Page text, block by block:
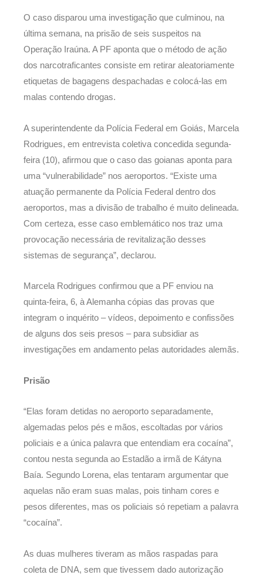
O caso disparou uma investigação que culminou, na
última semana, na prisão de seis suspeitos na
Operação Iraúna. A PF aponta que o método de ação
dos narcotraficantes consiste em retirar aleatoriamente
etiquetas de bagagens despachadas e colocá-las em
malas contendo drogas.
A superintendente da Polícia Federal em Goiás, Marcela
Rodrigues, em entrevista coletiva concedida segunda-
feira (10), afirmou que o caso das goianas aponta para
uma “vulnerabilidade” nos aeroportos. “Existe uma
atuação permanente da Polícia Federal dentro dos
aeroportos, mas a divisão de trabalho é muito delineada.
Com certeza, esse caso emblemático nos traz uma
provocação necessária de revitalização desses
sistemas de segurança”, declarou.
Marcela Rodrigues confirmou que a PF enviou na
quinta-feira, 6, à Alemanha cópias das provas que
integram o inquérito – vídeos, depoimento e confissões
de alguns dos seis presos – para subsidiar as
investigações em andamento pelas autoridades alemãs.
Prisão
“Elas foram detidas no aeroporto separadamente,
algemadas pelos pés e mãos, escoltadas por vários
policiais e a única palavra que entendiam era cocaína”,
contou nesta segunda ao Estadão a irmã de Kátyna
Baía. Segundo Lorena, elas tentaram argumentar que
aquelas não eram suas malas, pois tinham cores e
pesos diferentes, mas os policiais só repetiam a palavra
“cocaína”.
As duas mulheres tiveram as mãos raspadas para
coleta de DNA, sem que tivessem dado autorização